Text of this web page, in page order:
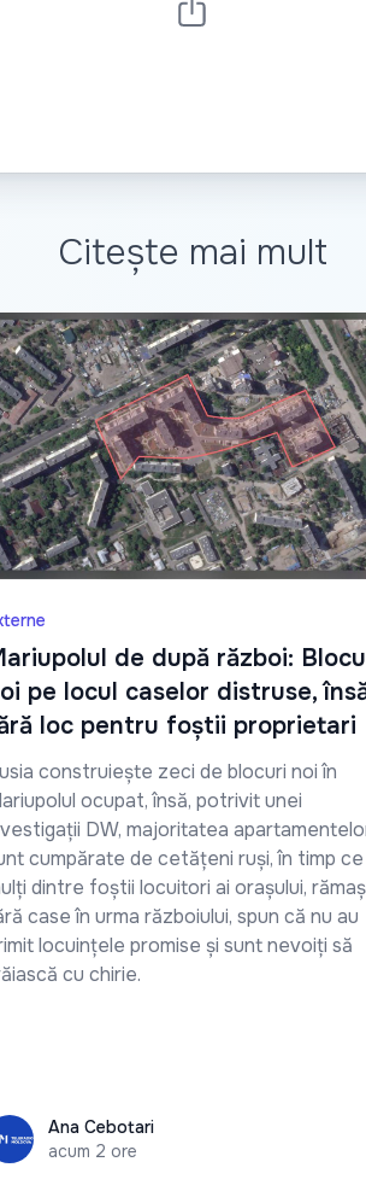
Citește mai mult
de după război:
pe locul caselor distruse,
loc pentru foștii proprietari
construiește zeci de blocuri noi în
ocupat, însă, potrivit unei
DW, majoritatea
cumpărate de cetățeni ruși, în timp ce
dintre foștii locuitori ai orașului,
case în urma războiului, spun că nu au
locuințele promise și sunt nevoiți să
cu chirie.
Cebotari
Ana Cebotari
acum 2 ore